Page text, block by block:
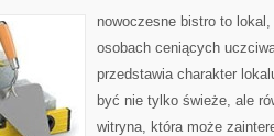
nowoczesne bistro to
osobach ceniących
przedstawia charakter
być nie tylko świeże, ale
witryna, która może